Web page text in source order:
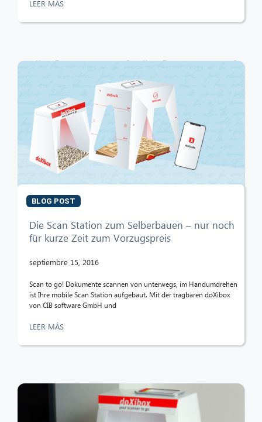
LEER MÁS
BLOG POST
Die Scan Station zum Selberbauen – nur noch
für kurze Zeit zum Vorzugspreis
septiembre 15, 2016
Scan to go! Dokumente scannen von unterwegs, im Handumdrehen
ist Ihre mobile Scan Station aufgebaut. Mit der tragbaren doXibox
von CIB software GmbH und
LEER MÁS